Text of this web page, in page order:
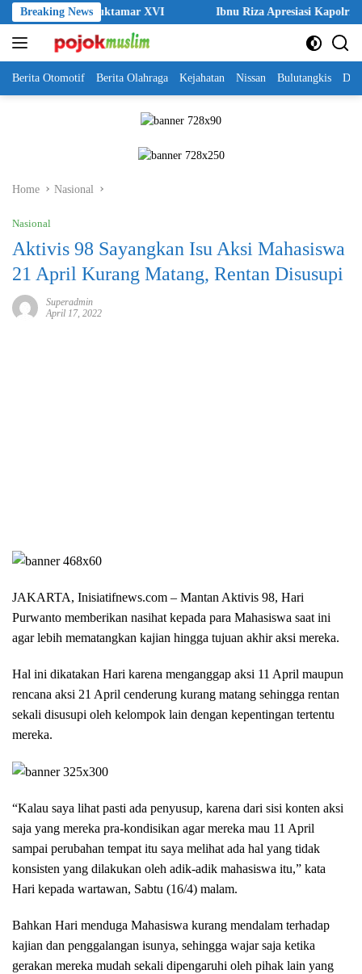
Skip
to
content
Breaking News
Muktamar XVI Ibnu Riza Apresiasi Kapolri Cup 2026,
Berita Otomotif Berita Olahraga Kejahatan Nissan Bulutangkis
Home Nasional
Nasional
Aktivis 98 Sayangkan Isu Aksi Mahasiswa
21 April Kurang Matang, Rentan Disusupi
Superadmin
April 17, 2022
JAKARTA, Inisiatifnews.com – Mantan Aktivis 98, Hari
Purwanto memberikan nasihat kepada para Mahasiswa saat ini
agar lebih mematangkan kajian hingga tujuan akhir aksi mereka.
Hal ini dikatakan Hari karena menganggap aksi 11 April maupun
rencana aksi 21 April cenderung kurang matang sehingga rentan
sekali disusupi oleh kelompok lain dengan kepentingan tertentu
mereka.
“Kalau saya lihat pasti ada penyusup, karena dari sisi konten aksi
saja yang mereka pra-kondisikan agar mereka mau 11 April
sampai perubahan tempat itu saya melihat ada hal yang tidak
konsisten yang dilakukan oleh adik-adik mahasiswa itu,” kata
Hari kepada wartawan, Sabtu (16/4) malam.
Bahkan Hari menduga Mahasiswa kurang mendalam terhadap
kajian dan penggalangan isunya, sehingga wajar saja ketika
gerakan mereka mudah sekali dipengaruhi oleh pihak lain yang